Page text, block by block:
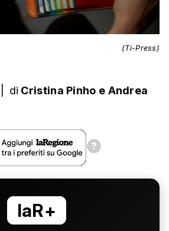
(Ti-Press)
di Cristina Pinho e Andrea
laR+